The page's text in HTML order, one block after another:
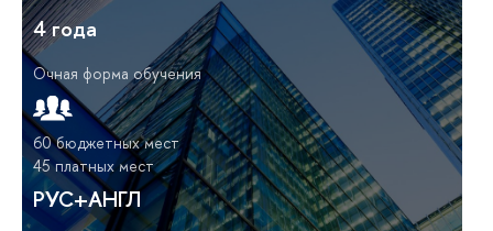
4 года
Очная форма обучения
60 бюджетных мест
45 платных мест
РУС+АНГЛ